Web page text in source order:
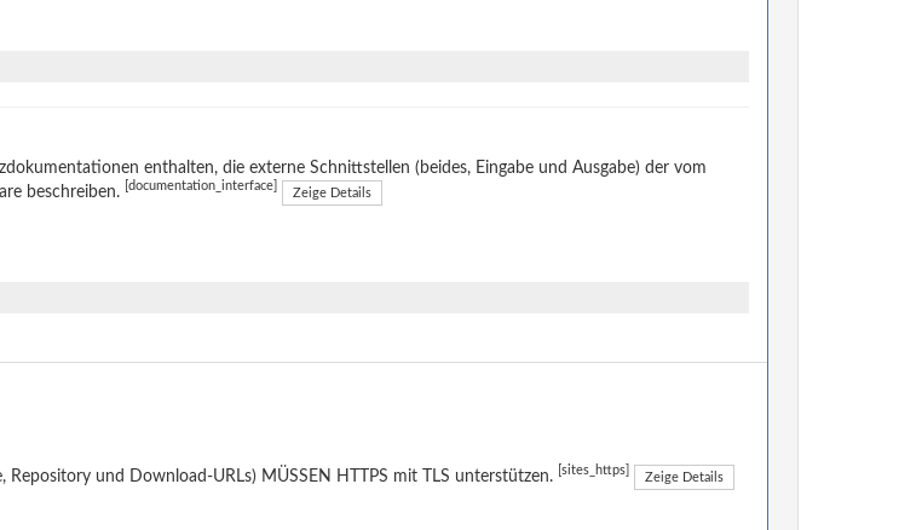
enthalten, die externe Schnittstellen (beides, Eingabe und Ausgabe) der vom
beschreiben.
[documentation_interface] Zeige Details
Repository und Download-URLs) MÜSSEN HTTPS mit TLS unterstützen. [sites_https] Zeige Details